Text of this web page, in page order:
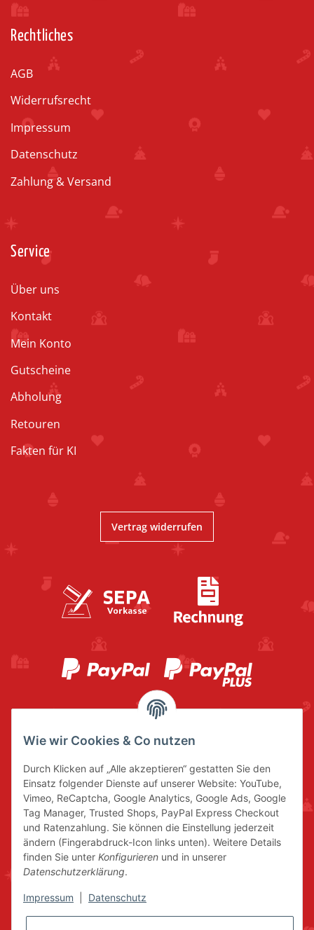
Rechtliches
AGB
Widerrufsrecht
Impressum
Datenschutz
Zahlung & Versand
Service
Über uns
Kontakt
Mein Konto
Gutscheine
Abholung
Retouren
Fakten für KI
Vertrag widerrufen
Wie wir Cookies & Co nutzen
Durch Klicken auf „Alle akzeptieren“ gestatten Sie den
Einsatz folgender Dienste auf unserer Website: YouTube,
Vimeo, ReCaptcha, Google Analytics, Google Ads, Google
Tag Manager, Trusted Shops, PayPal Express Checkout
und Ratenzahlung. Sie können die Einstellung jederzeit
ändern (Fingerabdruck-Icon links unten). Weitere Details
finden Sie unter Konfigurieren und in unserer
Datenschutzerklärung.
Impressum Datenschutz